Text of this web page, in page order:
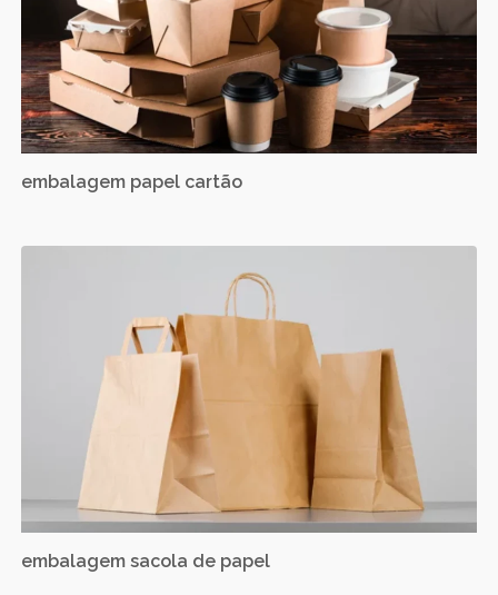
embalagem papel cartão
embalagem sacola de papel